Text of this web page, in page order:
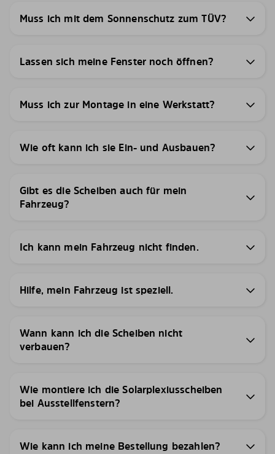
Muss ich mit dem Sonnenschutz zum TÜV?
Lassen sich meine Fenster noch öffnen?
Muss ich zur Montage in eine Werkstatt?
Wie oft kann ich sie Ein- und Ausbauen?
Gibt es die Scheiben auch für mein
Fahrzeug?
Ich kann mein Fahrzeug nicht finden.
Hilfe, mein Fahrzeug ist speziell.
Wann kann ich die Scheiben nicht
verbauen?
Wie montiere ich die Solarplexiusscheiben
bei Ausstellfenstern?
Wie kann ich meine Bestellung bezahlen?